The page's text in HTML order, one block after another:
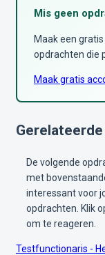
Mis geen
Maak een
opdrachten die
Maak gratis
De volgende
met
interessant voor
opdrachten. Klik
om te reageren.
Testfunctionaris -